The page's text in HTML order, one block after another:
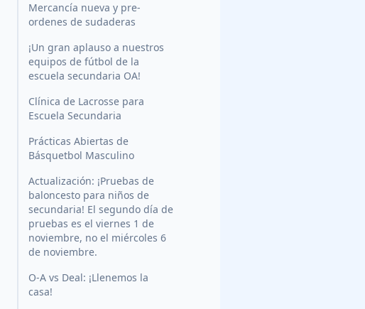
Mercancía nueva y pre-
ordenes de sudaderas
¡Un gran aplauso a nuestros
equipos de fútbol de la
escuela secundaria OA!
Clínica de Lacrosse para
Escuela Secundaria
Prácticas Abiertas de
Básquetbol Masculino
Actualización: ¡Pruebas de
baloncesto para niños de
secundaria! El segundo día de
pruebas es el viernes 1 de
noviembre, no el miércoles 6
de noviembre.
O-A vs Deal: ¡Llenemos la
casa!